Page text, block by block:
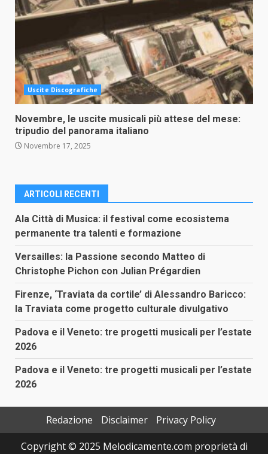
Uscite Discografiche
Novembre, le uscite musicali più attese del mese:
tripudio del panorama italiano
Novembre 17, 2025
ARTICOLI RECENTI
Ala Città di Musica: il festival come ecosistema
permanente tra talenti e formazione
Versailles: la Passione secondo Matteo di
Christophe Pichon con Julian Prégardien
Firenze, ‘Traviata da cortile’ di Alessandro Baricco:
la Traviata come progetto culturale divulgativo
Padova e il Veneto: tre progetti musicali per l’estate
2026
Padova e il Veneto: tre progetti musicali per l’estate
2026
Redazione Disclaimer
Privacy Policy
Copyright © 2025 Melodicamente.com proprietà di